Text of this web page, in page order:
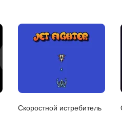
Скоростной истребитель